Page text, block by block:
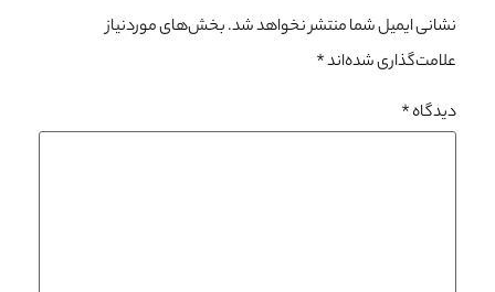
نشانی ایمیل شما منتشر نخواهد شد.بخش‌های موردنیاز
علامت‌گذاری شده‌اند*
دیدگاه*